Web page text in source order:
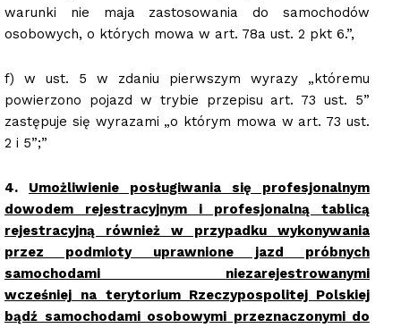
warunki nie maja zastosowania do samochodów
osobowych, o których mowa w art. 78a ust. 2 pkt 6.”,
f) w ust. 5 w zdaniu pierwszym wyrazy „któremu
powierzono pojazd w trybie przepisu art. 73 ust. 5”
zastępuje się wyrazami „o którym mowa w art. 73 ust.
2 i 5”;”
4. Umożliwienie posługiwania się profesjonalnym
dowodem rejestracyjnym i profesjonalną tablicą
rejestracyjną również w przypadku wykonywania
przez podmioty uprawnione jazd próbnych
samochodami niezarejestrowanymi
wcześniej
na terytorium Rzeczypospolitej Polskiej
bądź samochodami osobowymi przeznaczonymi do